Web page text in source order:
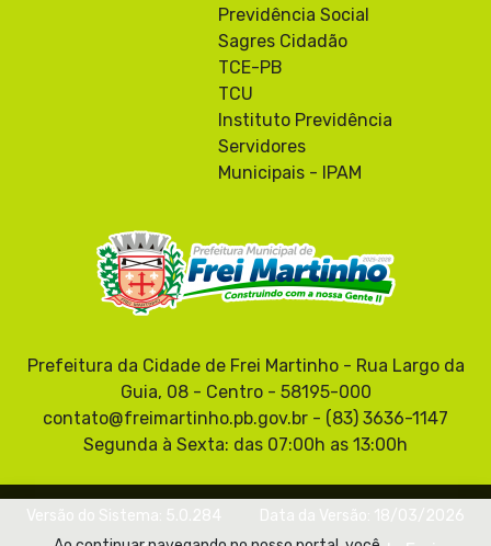
Previdência Social
Sagres Cidadão
TCE-PB
TCU
Instituto Previdência
Servidores
Municipais - IPAM
Prefeitura da Cidade de Frei Martinho - Rua Largo da
Guia, 08 - Centro - 58195-000
contato@freimartinho.pb.gov.br - (83) 3636-1147
Segunda à Sexta: das 07:00h as 13:00h
Versão do Sistema: 5.0.284 Data da Versão: 18/03/2026